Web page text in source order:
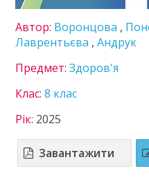
Мистецтво
Німецька мова
Підприємництво
Українська література
Українська мова
Французька мова
Хімія
Автор: Воронцова ,
Лаврентьєва ,Андрук
Предмет:Здоров'я
Клас:8 клас
Рік: 2025
Завантажити